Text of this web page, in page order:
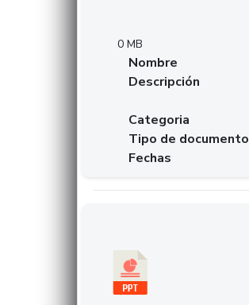
0 MB
Nombre
Descripción
Categoria
Tipo de documento
Fechas